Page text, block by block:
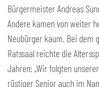
Bürgermeister Andreas
Andere kamen von weiter
Neubürger kaum. Bei dem
Ratssaal reichte die
Jahren: „Wir folgten
rüstiger Senior auch im